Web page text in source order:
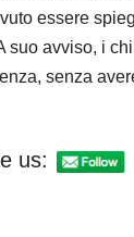
essere
suo avviso, i
senza
us: